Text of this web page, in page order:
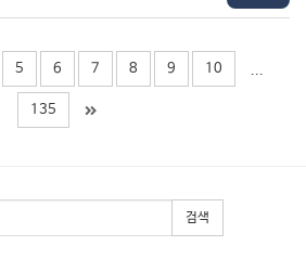
생기겠습니까?
기념주일이나 추수감사절에 전 교인에게
회 식당에 가보니 웬걸 서빙 테이블에는 딱
있는데, 제가 마이크를 잡고 거기
면 기도 중에도 키득키득 웃을 것이고,
같이 기도는 할지라도 속으로는 ‘목사님이
5 6 7 8 9 10 ...
135
검색